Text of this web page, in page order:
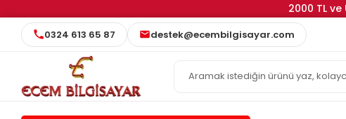
2000 TL
0324 613 65 87 destek@ecembilgisayar.com